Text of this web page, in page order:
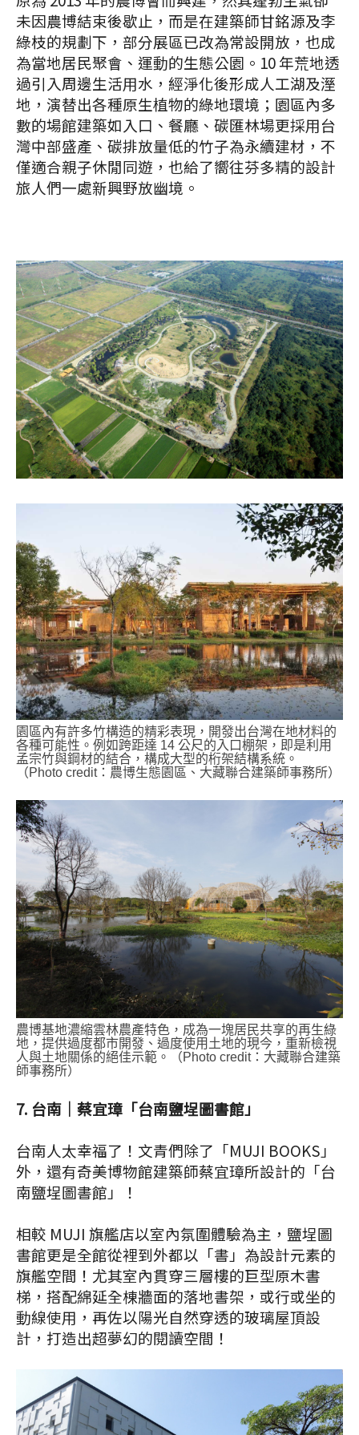
未因農博結束後歇止，而是在建築師甘銘源及李
綠枝的規劃下，部分展區已改為常設開放，也成
為當地居民聚會、運動的生態公園。10 年荒地透
過引入周邊生活用水，經淨化後形成人工湖及溼
地，演替出各種原生植物的綠地環境；園區內多
數的場館建築如入口、餐廳、碳匯林場更採用台
灣中部盛產、碳排放量低的竹子為永續建材，不
僅適合親子休閒同遊，也給了嚮往芬多精的設計
旅人們一處新興野放幽境。
園區內有許多竹構造的精彩表現，開發出台灣在地材料的
各種可能性。例如跨距達 14 公尺的入口棚架，即是利用
孟宗竹與鋼材的結合，構成大型的桁架結構系統。
（Photo credit：農博生態園區、大藏聯合建築師事務所）
農博基地濃縮雲林農產特色，成為一塊居民共享的再生綠
地，提供過度都市開發、過度使用土地的現今，重新檢視
人與土地關係的絕佳示範。（Photo credit：大藏聯合建築
師事務所）
7. 台南│蔡宜璋「台南鹽埕圖書館」
台南人太幸福了！文青們除了「MUJI BOOKS」
外，還有奇美博物館建築師蔡宜璋所設計的「台
南鹽埕圖書館」！
相較 MUJI 旗艦店以室內氛圍體驗為主，鹽埕圖
書館更是全館從裡到外都以「書」為設計元素的
旗艦空間！尤其室內貫穿三層樓的巨型原木書
梯，搭配綿延全棟牆面的落地書架，或行或坐的
動線使用，再佐以陽光自然穿透的玻璃屋頂設
計，打造出超夢幻的閱讀空間！